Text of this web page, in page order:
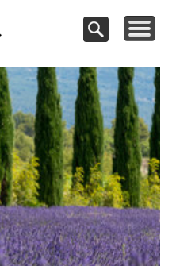
Cestovanie a
dovolenky
svetom